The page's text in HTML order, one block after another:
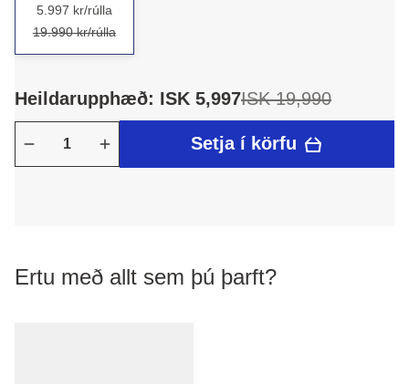
5.997 kr/rúlla
19.990 kr/rúlla
Heildarupphæð: ISK 5,997ISK 19,990
Setja í körfu
Ertu með allt sem þú þarft?